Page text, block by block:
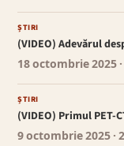
ȘTIRI
(VIDEO) Adevărul
18 octombrie 2025
ȘTIRI
(VIDEO) Primul PET-
9 octombrie 2025 ·